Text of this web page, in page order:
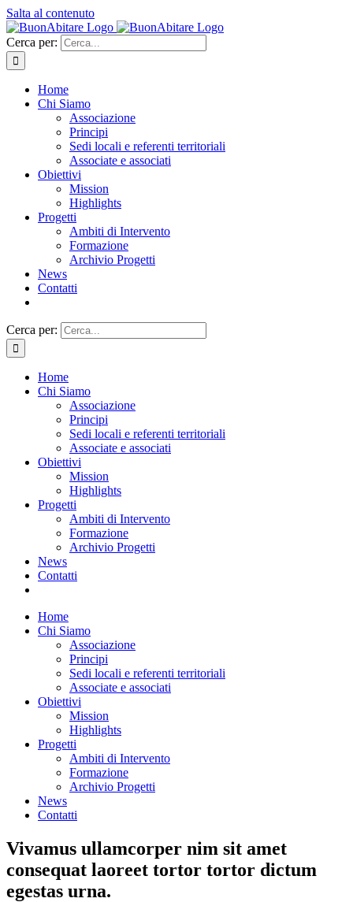
Salta al contenuto
Cerca per:
Home
Chi Siamo
Associazione
Principi
Sedi locali e referenti territoriali
Associate e associati
Obiettivi
Mission
Highlights
Progetti
Ambiti di Intervento
Formazione
Archivio Progetti
News
Contatti
Cerca per:
Home
Chi Siamo
Associazione
Principi
Sedi locali e referenti territoriali
Associate e associati
Obiettivi
Mission
Highlights
Progetti
Ambiti di Intervento
Formazione
Archivio Progetti
News
Contatti
Home
Chi Siamo
Associazione
Principi
Sedi locali e referenti territoriali
Associate e associati
Obiettivi
Mission
Highlights
Progetti
Ambiti di Intervento
Formazione
Archivio Progetti
News
Contatti
Vivamus ullamcorper nim sit amet
consequat laoreet tortor tortor dictum
egestas urna.